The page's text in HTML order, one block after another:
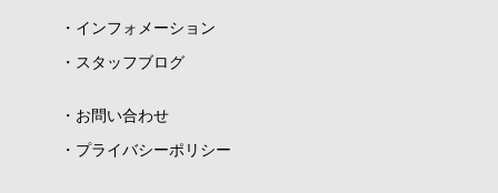
インフォメーション
スタッフブログ
お問い合わせ
プライバシーポリシー